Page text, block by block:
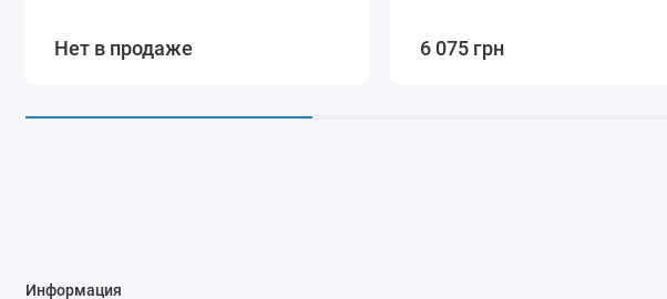
Нет в продаже 6 075 грн
Информация